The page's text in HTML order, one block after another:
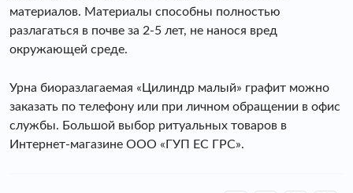
материалов. Материалы способны полностью
разлагаться в почве за 2-5 лет, не нанося вред
окружающей среде.
Урна биоразлагаемая «Цилиндр малый» графит можно
заказать по телефону или при личном обращении в офис
службы. Большой выбор ритуальных товаров в
Интернет-магазине ООО «ГУП ЕС ГРС».